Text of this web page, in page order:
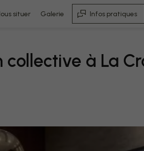
situer Galerie Infos pratiques
collective à La